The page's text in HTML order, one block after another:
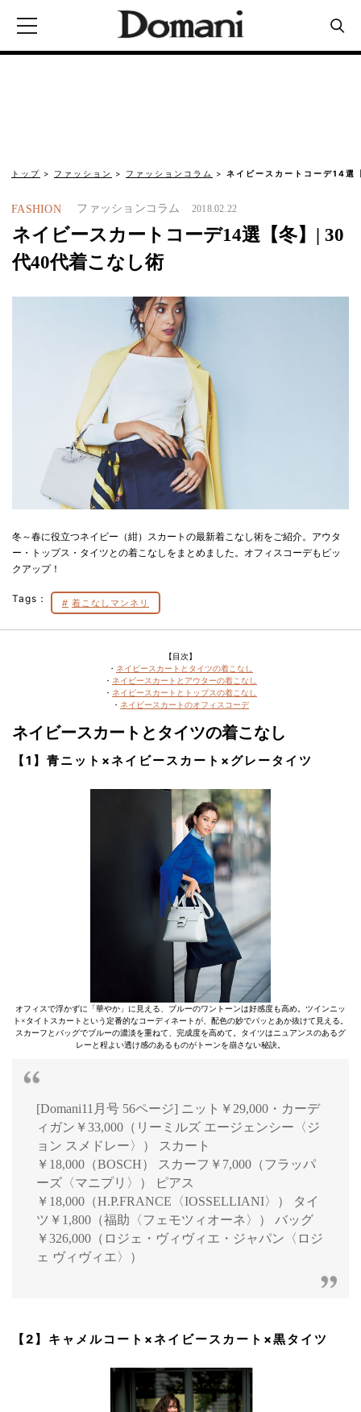
トップ ファッション ファッションコラム ネイビースカートコーデ14
FASHION ファッションコラム 2018.02.22
ネイビースカートコーデ14選【冬】| 30
代40代着こなし術
冬～春に役立つネイビー（紺）スカートの最新着こなし術をご紹介。アウタ
ー・トップス・タイツとの着こなしをまとめました。オフィスコーデもピッ
クアップ！
Tags： 着こなしマンネリ
【目次】
・ ネイビースカートとタイツの着こなし
・ ネイビースカートとアウターの着こなし
・ ネイビースカートとトップスの着こなし
・ ネイビースカートのオフィスコーデ
ネイビースカートとタイツの着こなし
【1】青ニット×ネイビースカート×グレータイツ
オフィスで浮かずに「華やか」に見える、ブルーのワントーンは好感度も高め。ツインニッ
ト×タイトスカートという定番的なコーディネートが、配色の妙でパッとあか抜けて見える。
スカーフとバッグでブルーの濃淡を重ねて、完成度を高めて。タイツはニュアンスのあるグ
レーと程よい透け感のあるものがトーンを崩さない秘訣。
[Domani11月号 56ページ] ニット￥29,000・カーデ
ィガン￥33,000（リーミルズ エージェンシー〈ジ
ョン スメドレー〉） スカート
￥18,000（BOSCH） スカーフ￥7,000（フラッパ
ーズ〈マニプリ〉） ピアス
￥18,000（H.P.FRANCE〈IOSSELLIANI〉） タイ
ツ￥1,800（福助〈フェモツィオーネ〉） バッグ
￥326,000（ロジェ・ヴィヴィエ・ジャパン〈ロジ
ェ ヴィヴィエ〉）
【2】キャメルコート×ネイビースカート×黒タイツ